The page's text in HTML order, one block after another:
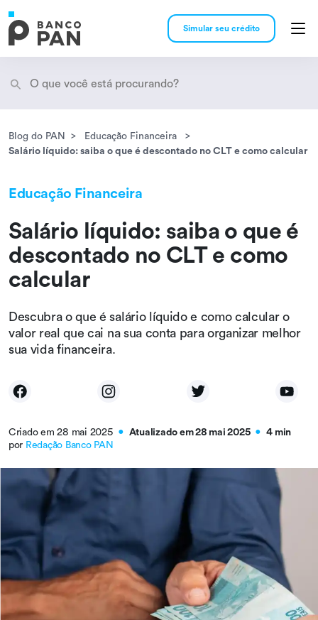
Simular seu crédito
Encontramosresultados
Blog do PAN
Educação Financeira
Salário líquido: saiba o que é descontado no CLT e como calcular
Educação Financeira
Salário líquido: saiba o que é
descontado no CLT e como
calcular
Descubra o que é salário líquido e como calcular o
valor real que cai na sua conta para organizar melhor
sua vida financeira.
Criado em 28 mai 2025 ● Atualizado em 28 mai 2025 ●
4 min
por Redação Banco PAN